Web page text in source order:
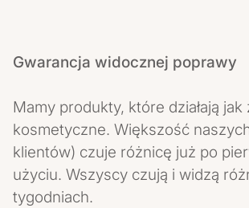
Gwarancja widocznej poprawy
Mamy produkty, które działają jak
kosmetyczne. Większość
klientów) czuje różnicę już po
użyciu. Wszyscy czują i widzą
tygodniach.